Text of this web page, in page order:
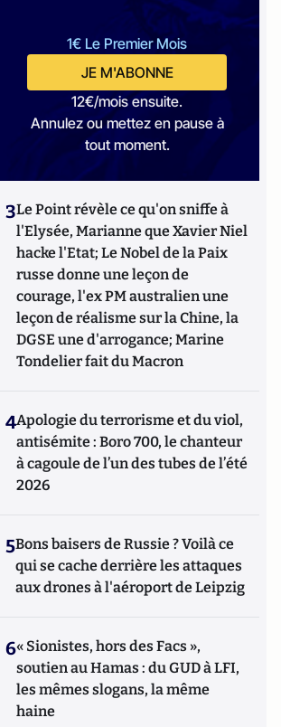
1€ Le Premier Mois
JE M'ABONNE
12€/mois ensuite.
Annulez ou mettez en pause à
tout moment.
3Le Point révèle ce qu'on sniffe à
l'Elysée, Marianne que Xavier Niel
hacke l'Etat; Le Nobel de la Paix
russe donne une leçon de
courage, l'ex PM australien une
leçon de réalisme sur la Chine, la
DGSE une d'arrogance; Marine
Tondelier fait du Macron
4Apologie du terrorisme et du viol,
antisémite : Boro 700, le chanteur
à cagoule de l’un des tubes de l’été
2026
5Bons baisers de Russie ? Voilà ce
qui se cache derrière les attaques
aux drones à l'aéroport de Leipzig
6« Sionistes, hors des Facs »,
soutien au Hamas : du GUD à LFI,
les mêmes slogans, la même
haine